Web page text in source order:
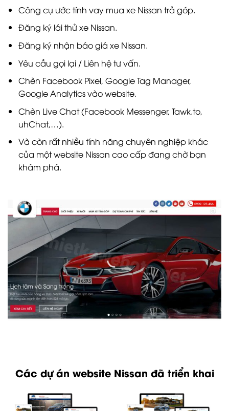
Công cụ ước tính vay mua xe Nissan trả góp.
Đăng ký lái thử xe Nissan.
Đăng ký nhận báo giá xe Nissan.
Yêu cầu gọi lại / Liên hệ tư vấn.
Chèn Facebook Pixel, Google Tag Manager,
Google Analytics vào website.
Chèn Live Chat (Facebook Messenger, Tawk.to,
uhChat,…).
Và còn rất nhiều tính năng chuyên nghiệp khác
của một website Nissan cao cấp đang chờ bạn
khám phá.
Các dự án website Nissan đã triển khai